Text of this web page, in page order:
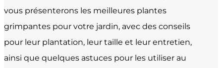
vous présenterons les meilleures plantes
grimpantes pour votre jardin, avec des conseils
pour leur plantation, leur taille et leur entretien,
ainsi que quelques astuces pour les utiliser au